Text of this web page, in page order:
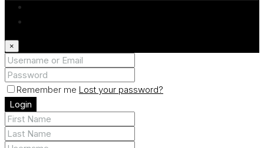
×
Remember me Lost your password?
Login